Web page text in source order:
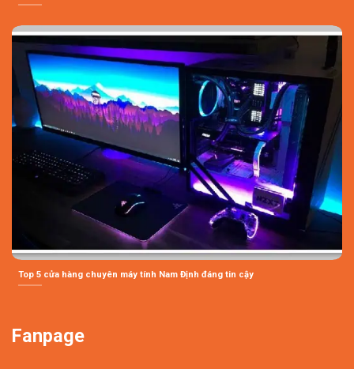
Top 5 cửa hàng chuyên máy tính Nam Định đáng tin cậy
Fanpage